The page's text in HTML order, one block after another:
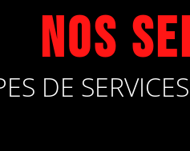
Nos
DE